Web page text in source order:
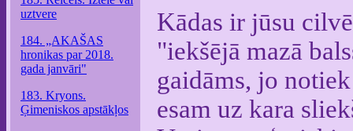
uztvere
184. „AKAŠAS
hronikas par 2018.
gada janvāri"
183. Kryons.
Ģimeniskos apstākļos
Kādas ir jūsu
"iekšējā mazā
gaidāms, jo
esam uz kara